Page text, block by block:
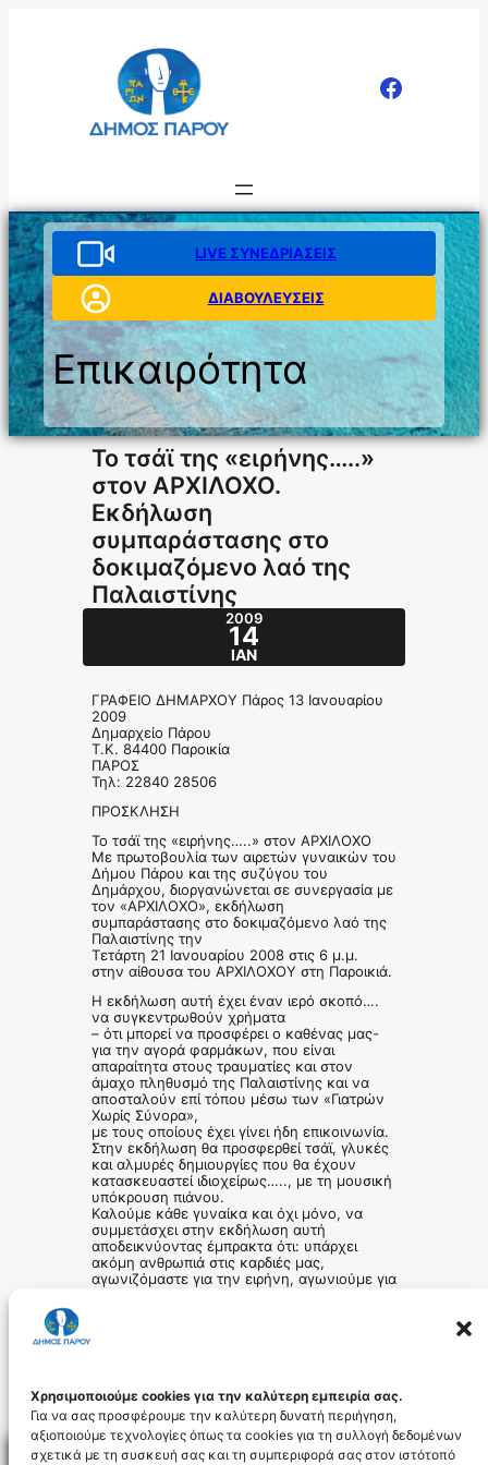
Χρησιμοποιούμε cookies για την καλύτερη εμπειρία σας.
Για να σας προσφέρουμε την καλύτερη δυνατή περιήγηση,
αξιοποιούμε τεχνολογίες όπως τα cookies για τη συλλογή δεδομένων
σχετικά με τη συσκευή σας και τη συμπεριφορά σας στον ιστότοπό
LIVE ΣΥΝΕΔΡΙΑΣΕΙΣ
ΔΙΑΒΟΥΛΕΥΣΕΙΣ
Επικαιρότητα
Το τσάϊ της «ειρήνης…..»
στον ΑΡΧΙΛΟΧΟ.
Εκδήλωση
συμπαράστασης στο
δοκιμαζόμενο λαό της
Παλαιστίνης
2009
14
ΙΑΝ
ΓΡΑΦΕΙΟ ΔΗΜΑΡΧΟΥ Πάρος 13 Ιανουαρίου
2009
Δημαρχείο Πάρου
Τ.Κ. 84400 Παροικία
ΠΑΡΟΣ
Τηλ: 22840 28506
ΠΡΟΣΚΛΗΣΗ
Το τσάϊ της «ειρήνης…..» στον ΑΡΧΙΛΟΧΟ
Με πρωτοβουλία των αιρετών γυναικών του
Δήμου Πάρου και της συζύγου του
Δημάρχου, διοργανώνεται σε συνεργασία με
τον «ΑΡΧΙΛΟΧΟ», εκδήλωση
συμπαράστασης στο δοκιμαζόμενο λαό της
Παλαιστίνης την
Τετάρτη 21 Ιανουαρίου 2008 στις 6 μ.μ.
στην αίθουσα του ΑΡΧΙΛΟΧΟΥ στη Παροικιά.
Η εκδήλωση αυτή έχει έναν ιερό σκοπό….
να συγκεντρωθούν χρήματα
– ότι μπορεί να προσφέρει ο καθένας μας-
για την αγορά φαρμάκων, που είναι
απαραίτητα στους τραυματίες και στον
άμαχο πληθυσμό της Παλαιστίνης και να
αποσταλούν επί τόπου μέσω των «Γιατρών
Χωρίς Σύνορα»,
με τους οποίους έχει γίνει ήδη επικοινωνία.
Στην εκδήλωση θα προσφερθεί τσάϊ, γλυκές
και αλμυρές δημιουργίες που θα έχουν
κατασκευαστεί ιδιοχείρως….., με τη μουσική
υπόκρουση πιάνου.
Καλούμε κάθε γυναίκα και όχι μόνο, να
συμμετάσχει στην εκδήλωση αυτή
αποδεικνύοντας έμπρακτα ότι: υπάρχει
ακόμη ανθρωπιά στις καρδιές μας,
αγωνιζόμαστε για την ειρήνη, αγωνιούμε για
σκοπό αυτό.